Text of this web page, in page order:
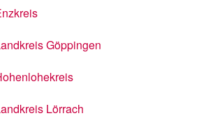
Göppingen
Lörrach